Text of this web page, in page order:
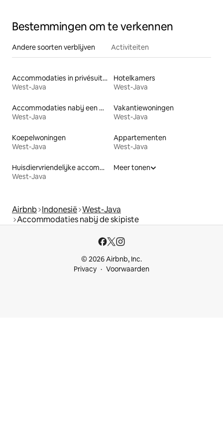
Bestemmingen om te verkennen
Andere soorten verblijven Activiteiten
Accommodaties in privésuites
West-Java
Hotelkamers
West-Java
Accommodaties nabij een meer
West-Java
Vakantiewoningen
West-Java
Koepelwoningen
West-Java
Appartementen
West-Java
Huisdiervriendelijke accommodaties
West-Java
Meer tonen
Airbnb Indonesië West-Java
Accommodaties nabij de skipiste
© 2026 Airbnb, Inc.
Privacy
Voorwaarden